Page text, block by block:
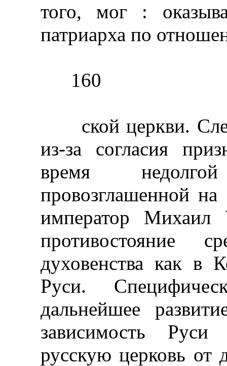
того, мог :
патриарха по
160
ской церкви.
из-за согласия
время
провозглашенной
император Михаил
противостояние
духовенства как в
Руси.
дальнейшее
зависимость
русскую церковь от